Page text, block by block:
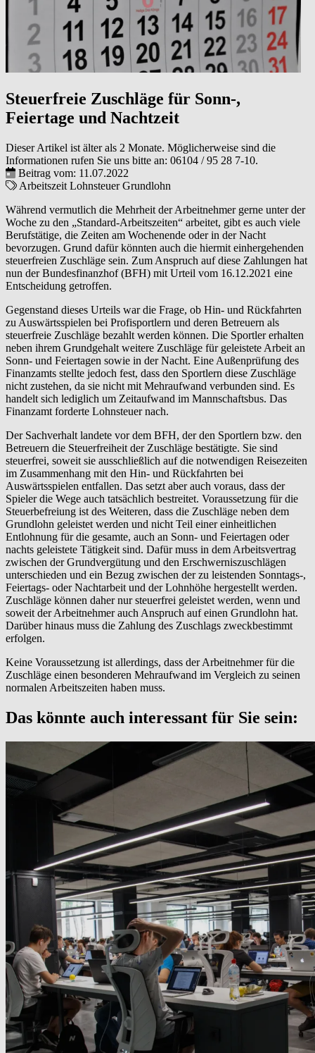
Steuerfreie Zuschläge für Sonn-,
Feiertage und Nachtzeit
Dieser Artikel ist älter als 2 Monate. Möglicherweise sind die
Informationen rufen Sie uns bitte an: 06104 / 95 28 7-10.
Beitrag vom: 11.07.2022
Arbeitszeit LohnsteuerGrundlohn
Während vermutlich die Mehrheit der Arbeitnehmer gerne unter der
Woche zu den „Standard-Arbeitszeiten“ arbeitet, gibt es auch viele
Berufstätige, die Zeiten am Wochenende oder in der Nacht
bevorzugen. Grund dafür könnten auch die hiermit einhergehenden
steuerfreien Zuschläge sein. Zum Anspruch auf diese Zahlungen hat
nun der Bundesfinanzhof (BFH) mit Urteil vom 16.12.2021 eine
Entscheidung getroffen.
Gegenstand dieses Urteils war die Frage, ob Hin- und Rückfahrten
zu Auswärtsspielen bei Profisportlern und deren Betreuern als
steuerfreie Zuschläge bezahlt werden können. Die Sportler erhalten
neben ihrem Grundgehalt weitere Zuschläge für geleistete Arbeit an
Sonn- und Feiertagen sowie in der Nacht. Eine Außenprüfung des
Finanzamts stellte jedoch fest, dass den Sportlern diese Zuschläge
nicht zustehen, da sie nicht mit Mehraufwand verbunden sind. Es
handelt sich lediglich um Zeitaufwand im Mannschaftsbus. Das
Finanzamt forderte Lohnsteuer nach.
Der Sachverhalt landete vor dem BFH, der den Sportlern bzw. den
Betreuern die Steuerfreiheit der Zuschläge bestätigte. Sie sind
steuerfrei, soweit sie ausschließlich auf die notwendigen Reisezeiten
im Zusammenhang mit den Hin- und Rückfahrten bei
Auswärtsspielen entfallen. Das setzt aber auch voraus, dass der
Spieler die Wege auch tatsächlich bestreitet. Voraussetzung für die
Steuerbefreiung ist des Weiteren, dass die Zuschläge neben dem
Grundlohn geleistet werden und nicht Teil einer einheitlichen
Entlohnung für die gesamte, auch an Sonn- und Feiertagen oder
nachts geleistete Tätigkeit sind. Dafür muss in dem Arbeitsvertrag
zwischen der Grundvergütung und den Erschwerniszuschlägen
unterschieden und ein Bezug zwischen der zu leistenden Sonntags-,
Feiertags- oder Nachtarbeit und der Lohnhöhe hergestellt werden.
Zuschläge können daher nur steuerfrei geleistet werden, wenn und
soweit der Arbeitnehmer auch Anspruch auf einen Grundlohn hat.
Darüber hinaus muss die Zahlung des Zuschlags zweckbestimmt
erfolgen.
Keine Voraussetzung ist allerdings, dass der Arbeitnehmer für die
Zuschläge einen besonderen Mehraufwand im Vergleich zu seinen
normalen Arbeitszeiten haben muss.
Das könnte auch interessant für Sie sein: